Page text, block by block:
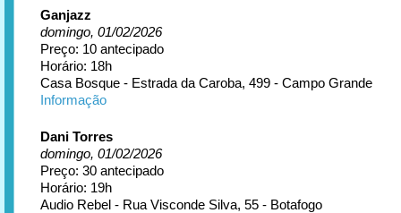
Ganjazz
domingo, 01/02/2026
Preço: 10 antecipado
Horário: 18h
Casa Bosque - Estrada da Caroba, 499 - Campo Grande
Informação
Dani Torres
domingo, 01/02/2026
Preço: 30 antecipado
Horário: 19h
Audio Rebel - Rua Visconde Silva, 55 - Botafogo